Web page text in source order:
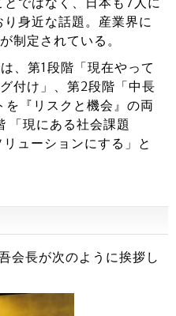
身近な話題。産業界に
制定されている。
、第1段階「現在やって
付け」、第2段階「中長
『リスクと機会』の両
「現にある社会課題
ューションにする」と
会長が次のように挨拶し